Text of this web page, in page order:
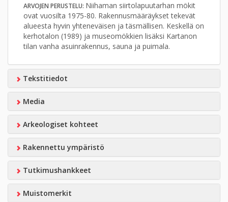
ARVOJEN PERUSTELU: Niihaman siirtolapuutarhan mökit
ovat vuosilta 1975-80. Rakennusmääräykset tekevät
alueesta hyvin yhteneväisen ja täsmällisen. Keskellä on
kerhotalon (1989) ja museomökkien lisäksi Kartanon
tilan vanha asuinrakennus, sauna ja puimala.
Tekstitiedot
Media
Arkeologiset kohteet
Rakennettu ympäristö
Tutkimushankkeet
Muistomerkit